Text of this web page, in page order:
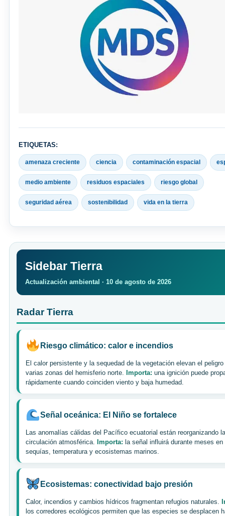
ETIQUETAS:
amenaza creciente ciencia contaminación espacial
medio ambiente residuos espaciales riesgo global
seguridad aérea sostenibilidad vida en la tierra
Sidebar Tierra
Actualización ambiental · 10 de agosto de 2026
Radar Tierra
Riesgo climático: calor e incendios
El calor persistente y la sequedad de la vegetación elevan el peligro
varias zonas del hemisferio norte. Importa: una ignición puede
rápidamente cuando coinciden viento y baja humedad.
Señal oceánica: El Niño se fortalece
Las anomalías cálidas del Pacífico ecuatorial están reorganizando la
circulación atmosférica. Importa: la señal influirá durante meses
sequías, temperatura y ecosistemas marinos.
Ecosistemas: conectividad bajo presión
Calor, incendios y cambios hídricos fragmentan refugios naturales.
los corredores ecológicos permiten que las especies se desplacen